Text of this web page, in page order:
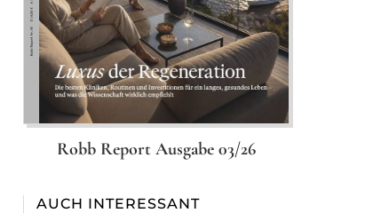
Robb Report Ausgabe 03/26
AUCH INTERESSANT